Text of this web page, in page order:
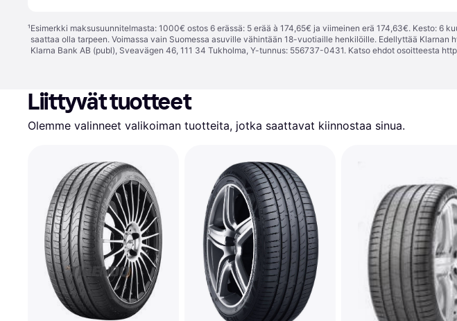
¹Esimerkki maksusuunnitelmasta: 1000€ ostos 6 erässä: 5 erää à 174,65€ ja viimeinen erä 174,63€. Kesto: 6
saattaa olla tarpeen. Voimassa vain Suomessa asuville vähintään 18-vuotiaille henkilöille. Edellyttää
Klarna Bank AB (publ), Sveavägen 46, 111 34 Tukholma, Y-tunnus: 556737-0431. Katso ehdot osoitteesta
Liittyvät tuotteet
Olemme valinneet valikoiman tuotteita, jotka saattavat kiinnostaa sinua.